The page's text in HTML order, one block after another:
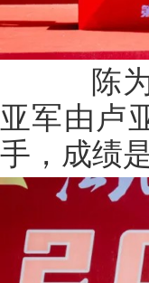
陈为
亚军由卢
手，成绩